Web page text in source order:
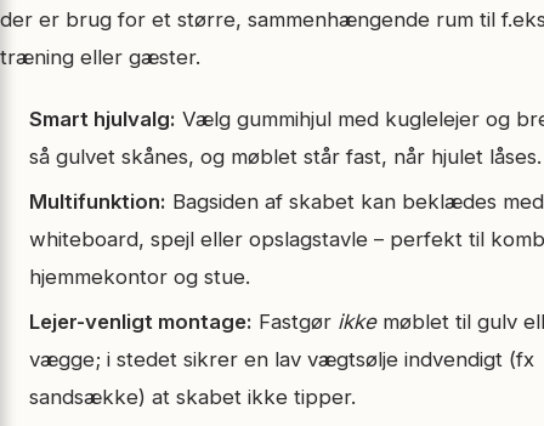
der er brug for et større, sammenhængende rum til
træning eller gæster.
Smart hjulvalg: Vælg gummihjul med kuglelejer og
så gulvet skånes, og møblet står fast, når hjulet låses.
Multifunktion: Bagsiden af skabet kan beklædes med
whiteboard, spejl eller opslagstavle – perfekt til
hjemmekontor og stue.
Lejer-venligt montage: Fastgør ikkemøblet til gulv
vægge; i stedet sikrer en lav vægtsølje indvendigt (fx
sandsække) at skabet ikke tipper.